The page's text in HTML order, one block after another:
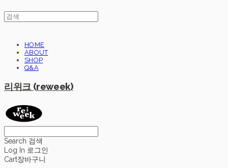
HOME
ABOUT
SHOP
Q&A
리위크 (reweek)
Search 검색
Log In 로그인
Cart장바구니